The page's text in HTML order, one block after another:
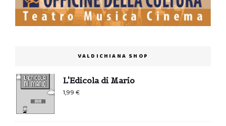
VALDICHIANA SHOP
L'Edicola di Mario
1,99€